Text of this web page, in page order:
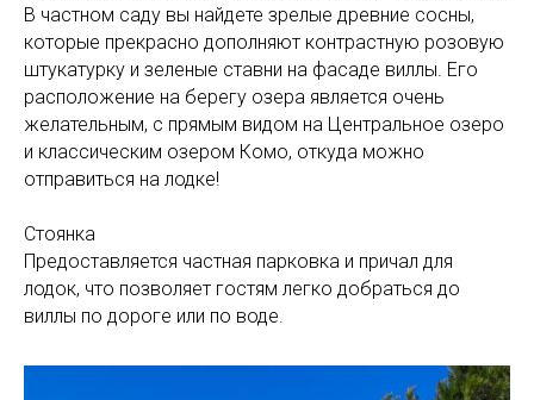
В частном саду вы найдете зрелые древние сосны,
которые прекрасно дополняют контрастную розовую
штукатурку и зеленые ставни на фасаде виллы. Его
расположение на берегу озера является очень
желательным, с прямым видом на Центральное озеро
и классическим озером Комо, откуда можно
отправиться на лодке!
Стоянка
Предоставляется частная парковка и причал для
лодок, что позволяет гостям легко добраться до
виллы по дороге или по воде.